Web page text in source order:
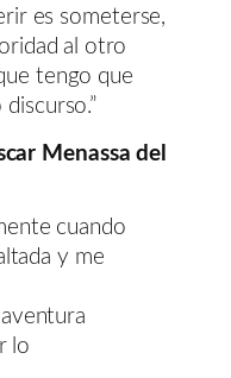
es someterse,
al otro
tengo que
Menassa del
cuando
y me
lo